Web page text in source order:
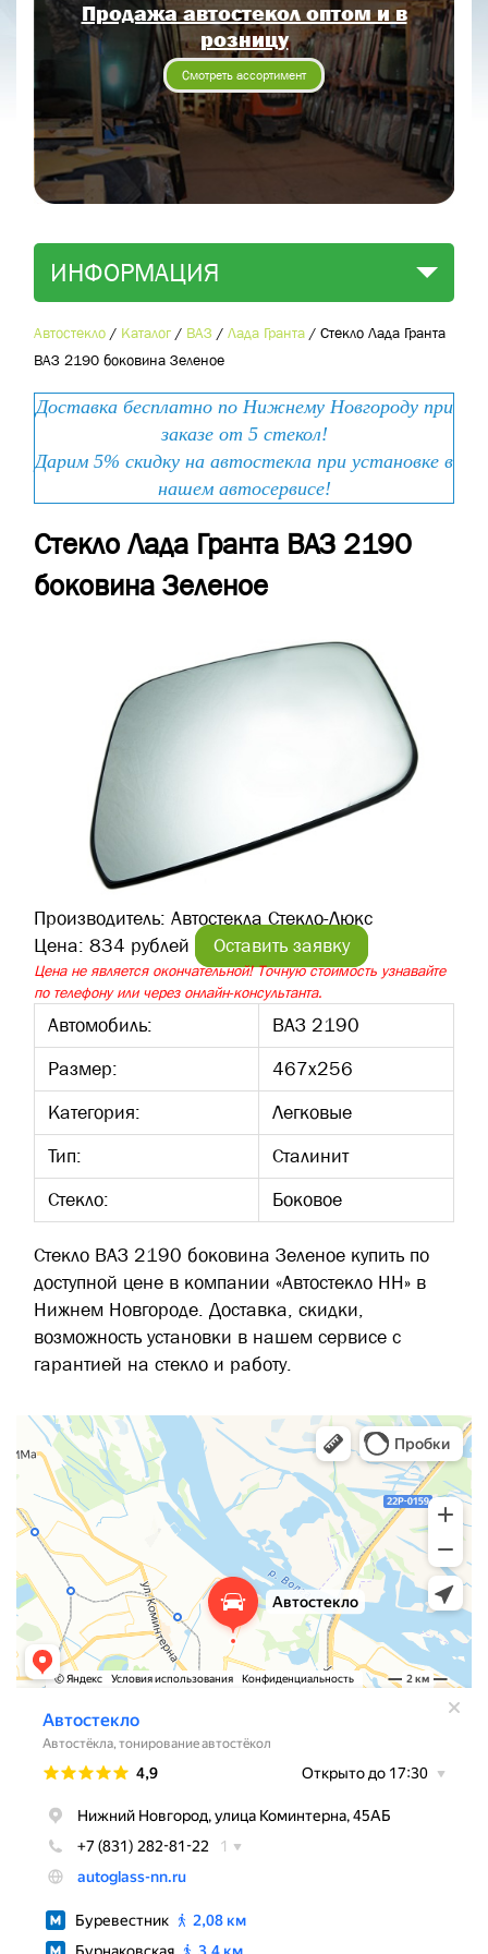
Продажа автостекол оптом и в
розницу
Смотреть ассортимент
ИНФОРМАЦИЯ
Автостекло / Каталог / ВАЗ / Лада Гранта / Стекло Лада Гранта
ВАЗ 2190 боковина Зеленое
Доставка бесплатно по Нижнему Новгороду при
заказе от 5 стекол!
Дарим 5% скидку на автостекла при установке в
нашем автосервисе!
Стекло Лада Гранта ВАЗ 2190
боковина Зеленое
Производитель: Автостекла Стекло-Люкс
Цена: 834 рублей Оставить заявку
Цена не является окончательной! Точную стоимость узнавайте
по телефону или через онлайн-консультанта.
Автомобиль:
ВАЗ 2190
Размер:
467х256
Категория:
Легковые
Тип:
Сталинит
Стекло:
Боковое
Стекло ВАЗ 2190 боковина Зеленое купить по
доступной цене в компании «Автостекло НН» в
Нижнем Новгороде. Доставка, скидки,
возможность установки в нашем сервисе с
гарантией на стекло и работу.
Отправить
Отправить заявку